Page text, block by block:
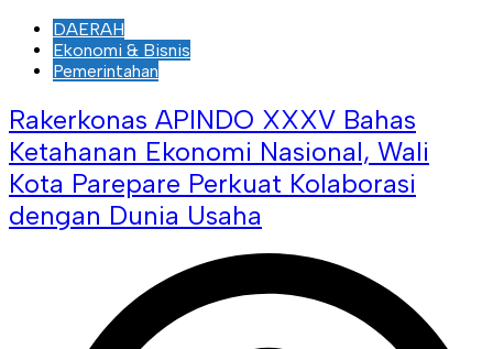
DAERAH
Ekonomi & Bisnis
Pemerintahan
Rakerkonas APINDO XXXV Bahas
Ketahanan Ekonomi Nasional, Wali
Kota Parepare Perkuat Kolaborasi
dengan Dunia Usaha